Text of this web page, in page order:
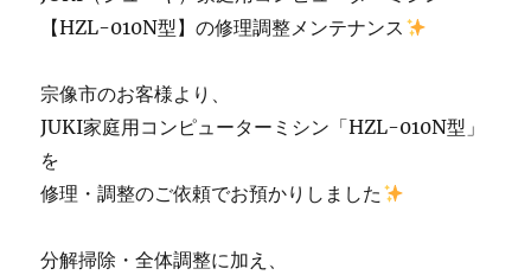
理
門
「ミ
シ
【HZL-010N型】の修理調整メンテナンス
宗像市のお客様より、
JUKI家庭用コンピューターミシン「HZL-010N型」
を
修理・調整のご依頼でお預かりしました
分解掃除・全体調整に加え、